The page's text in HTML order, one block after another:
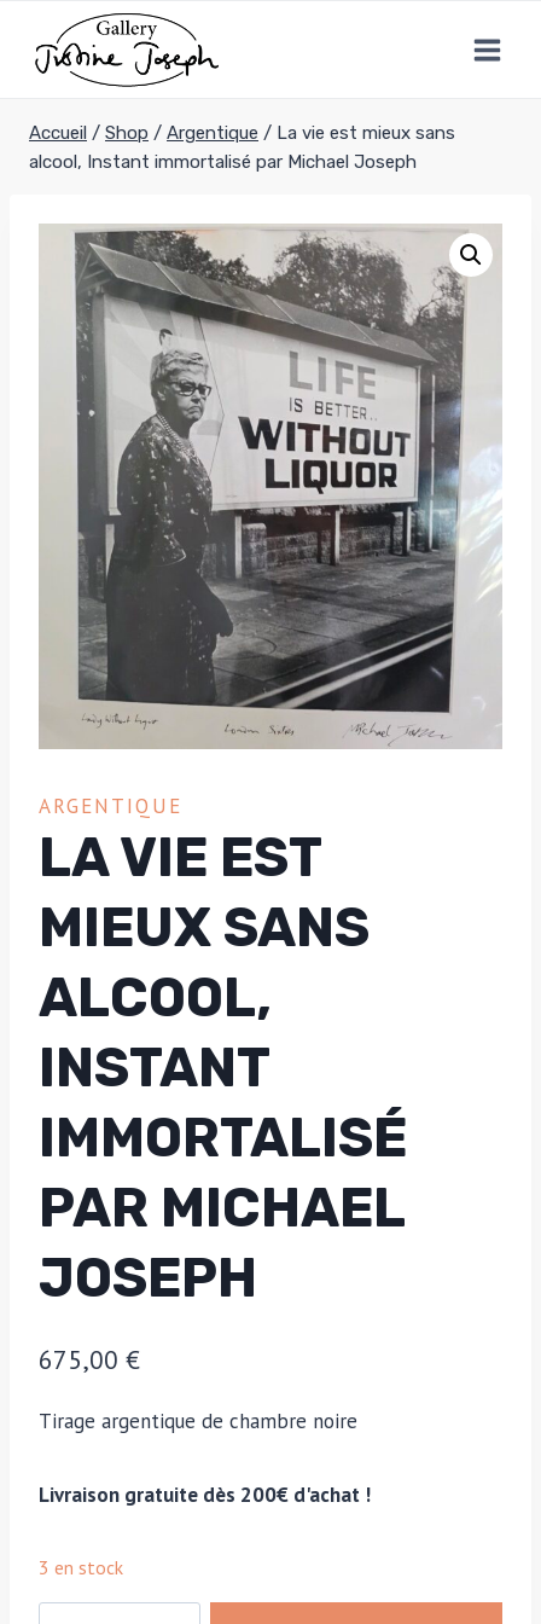
contenu
Accueil / Shop / Argentique / La vie est mieux sans
alcool, Instant immortalisé par Michael Joseph
ARGENTIQUE
LA VIE EST
MIEUX SANS
ALCOOL,
INSTANT
IMMORTALISÉ
PAR MICHAEL
JOSEPH
675,00 €
Tirage argentique de chambre noire
Livraison gratuite dès 200€ d'achat !
3 en stock